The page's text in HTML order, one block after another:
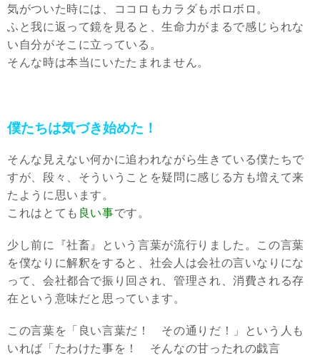
気がついた時には、ココロもカラダもボロボロ。
ふと我に返って鏡を見ると、生命力がまるで感じられな
い自分がそこに立っている。
そんな時は本当にいたたまれません。
僕たちは気づき始めた！
そんな見えない何かに追われながら生きている僕たちで
すが、段々、そういうことを疑問に感じる方も増えて来
たように思います。
これはとても 良い事です。
少し前に『社畜』という言葉が流行りました。この言葉
を僕なりに解釈をすると、社会人は会社の言いなりにな
って、会社都合で振り回され、管理され、消費される存
在という意味だと思っています。
この言葉を「良い言葉だ！ その通りだ！」という人も
いれば「たわけた事を！ そんなの甘ったれの戯言